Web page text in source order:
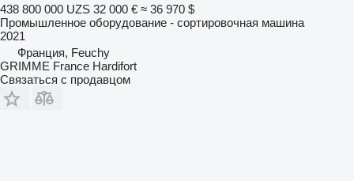
438 800 000 UZS 32 000 € ≈ 36 970 $
Промышленное оборудование - сортировочная машина
2021
Франция, Feuchy
GRIMME France Hardifort
Связаться с продавцом